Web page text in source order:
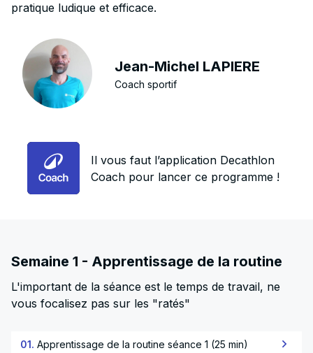
pratique ludique et efficace.
Jean-Michel LAPIERE
Coach sportif
Il vous faut l’application Decathlon
Coach pour lancer ce programme !
Semaine 1 - Apprentissage de la routine
L'important de la séance est le temps de travail, ne
vous focalisez pas sur les "ratés"
01. Apprentissage de la routine séance 1 (25 min)